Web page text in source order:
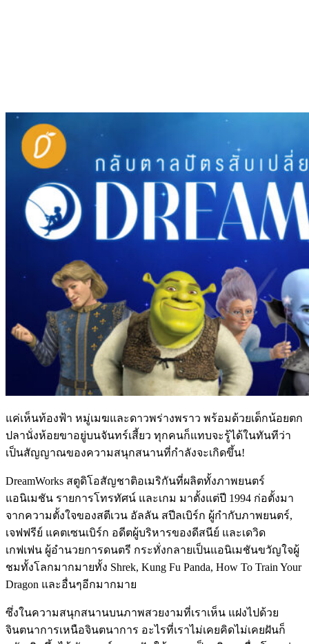
แค่เห็นท้องฟ้า หมู่เมฆและดาวพร่างพราว พร้อมด้วยเด็กน้อยตก
ปลานั่งห้อยขาอยู่บนจันทร์เสี้ยว ทุกคนก็แทบจะรู้ได้ในทันทีว่า
เป็นสัญญาณของความสนุกสนานที่กำลังจะเกิดขึ้น!
DreamWorks สตูดิโอสัญชาติอเมริกันที่ผลิตทั้งภาพยนตร์
แอนิเมชัน รายการโทรทัศน์ และเกม มาตั้งแต่ปี 1994 ก่อตั้งมา
จากความตั้งใจของสตีเวน อัลลัน สปีลเบิร์ก ผู้กำกับภาพยนตร์,
เจฟฟรีย์ แคตเซนเบิร์ก อดีตผู้บริหารของดีสนีย์ และเดวิด
เกฟเฟน ผู้อำนวยการดนตรี กระทั่งกลายเป็นแอนิเมชันขวัญใจผู้
ชมทั้งโลกมากมายทั้ง Shrek, Kung Fu Panda, How To Train Your
Dragon และอื่นๆอีกมากมาย
ซึ่งในความสนุกสนานบนภาพสวยงามที่เราเห็น แฝงไปด้วย
จินตนาการเหนือจินตนาการ อะไรที่เราไม่เคยคิดไม่เคยฝันก็